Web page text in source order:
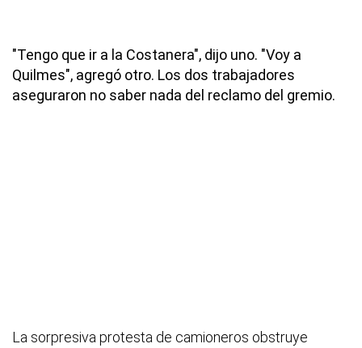
"Tengo que ir a la Costanera", dijo uno. "Voy a
Quilmes", agregó otro. Los dos trabajadores
aseguraron no saber nada del reclamo del gremio.
La sorpresiva protesta de camioneros obstruye